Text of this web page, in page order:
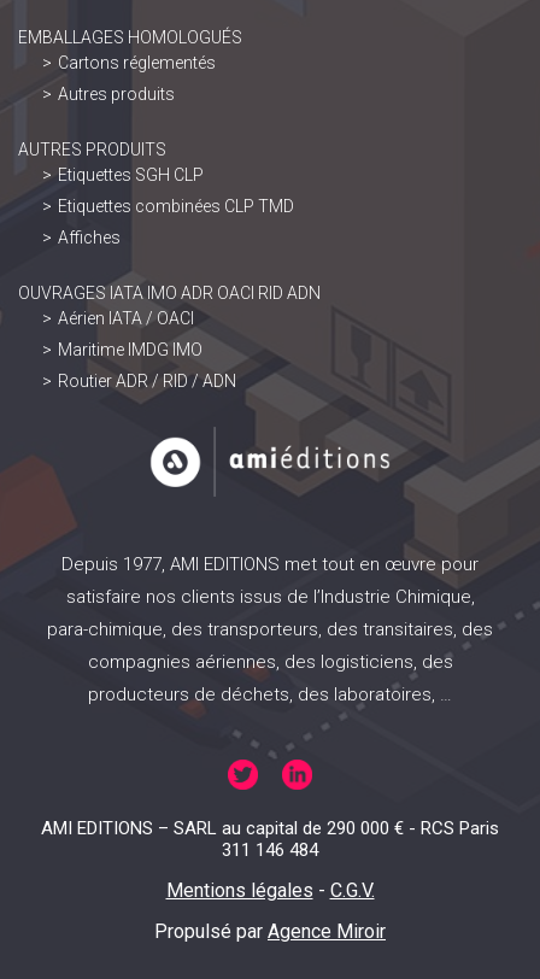
EMBALLAGES HOMOLOGUÉS
Cartons réglementés
Autres produits
AUTRES PRODUITS
Etiquettes SGH CLP
Etiquettes combinées CLP TMD
Affiches
OUVRAGES IATA IMO ADR OACI RID ADN
Aérien IATA / OACI
Maritime IMDG IMO
Routier ADR / RID / ADN
Depuis 1977, AMI EDITIONS met tout en œuvre pour
satisfaire nos clients issus de l’Industrie Chimique,
para-chimique, des transporteurs, des transitaires, des
compagnies aériennes, des logisticiens, des
producteurs de déchets, des laboratoires, …
AMI EDITIONS – SARL au capital de 290 000 € - RCS Paris
311 146 484
Mentions légales - C.G.V.
Propulsé par Agence Miroir